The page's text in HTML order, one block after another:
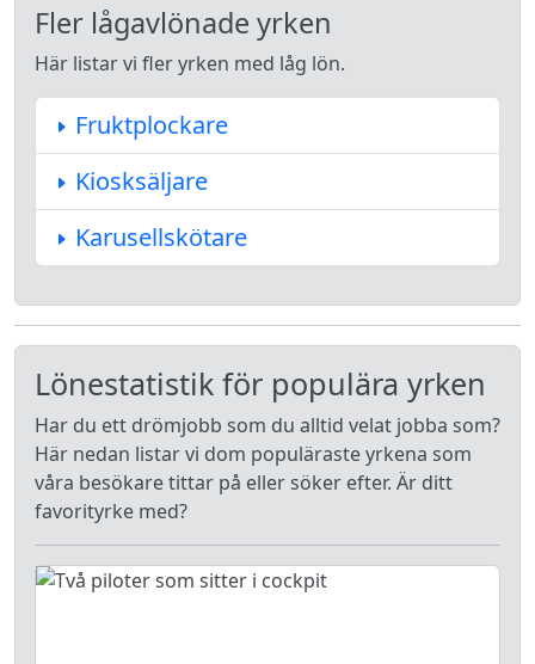
Fler lågavlönade yrken
Här listar vi fler yrken med låg lön.
Fruktplockare
Kiosksäljare
Karusellskötare
Lönestatistik för populära yrken
Har du ett drömjobb som du alltid velat jobba som?
Här nedan listar vi dom populäraste yrkena som
våra besökare tittar på eller söker efter. Är ditt
favorityrke med?